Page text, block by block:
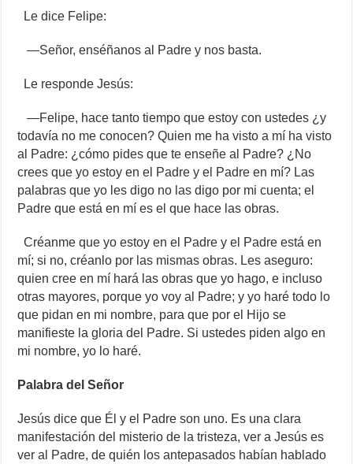
Le dice Felipe:
—Señor, enséñanos al Padre y nos basta.
Le responde Jesús:
—Felipe, hace tanto tiempo que estoy con ustedes ¿y
todavía no me conocen? Quien me ha visto a mí ha visto
al Padre: ¿cómo pides que te enseñe al Padre? ¿No
crees que yo estoy en el Padre y el Padre en mí? Las
palabras que yo les digo no las digo por mi cuenta; el
Padre que está en mí es el que hace las obras.
Créanme que yo estoy en el Padre y el Padre está en
mí; si no, créanlo por las mismas obras. Les aseguro:
quien cree en mí hará las obras que yo hago, e incluso
otras mayores, porque yo voy al Padre; y yo haré todo lo
que pidan en mi nombre, para que por el Hijo se
manifieste la gloria del Padre. Si ustedes piden algo en
mi nombre, yo lo haré.
Palabra del Señor
Jesús dice que Él y el Padre son uno. Es una clara
manifestación del misterio de la tristeza, ver a Jesús es
ver al Padre, de quién los antepasados habían hablado